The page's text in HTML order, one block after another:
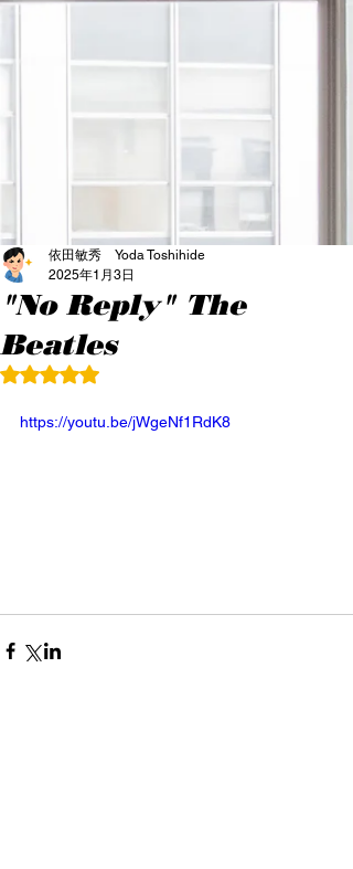
"No Reply" The
Beatles
依田敏秀 Yoda Toshihide
2025年1月3日
5つ星のうちNaNと評価されています。
https://youtu.be/jWgeNf1RdK8